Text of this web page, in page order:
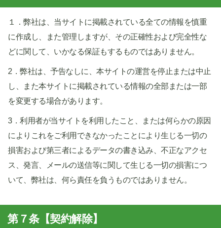
１．弊社は、当サイトに掲載されている全ての情報を慎重
に作成し、また管理しますが、その正確性および完全性な
どに関して、いかなる保証もするものではありません。
2．弊社は、予告なしに、本サイトの運営を停止または中止
し、また本サイトに掲載されている情報の全部または一部
を変更する場合があります。
3．利用者が当サイトを利用したこと、または何らかの原因
によりこれをご利用できなかったことにより生じる一切の
損害および第三者によるデータの書き込み、不正なアクセ
ス、発言、メールの送信等に関して生じる一切の損害につ
いて、弊社は、何ら責任を負うものではありません。
第７条【契約解除】